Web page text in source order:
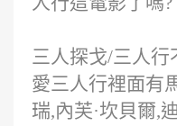
三人探戈/三人行
愛三人行裡面有
瑞,內芙·坎貝爾,